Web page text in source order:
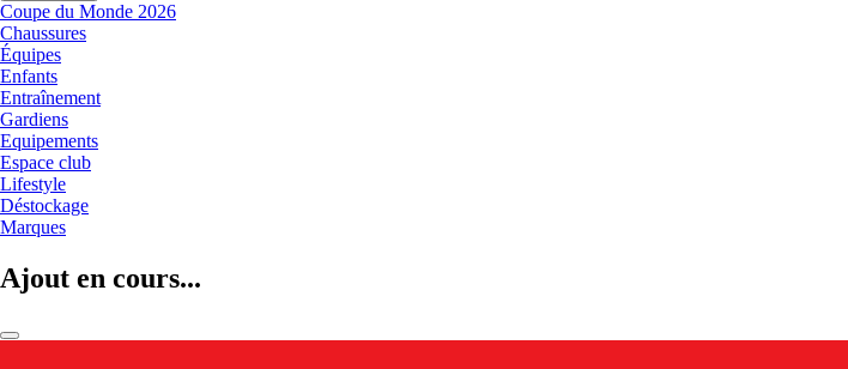
Coupe du Monde 2026
Chaussures
Équipes
Enfants
Entraînement
Gardiens
Equipements
Espace club
Lifestyle
Déstockage
Marques
Ajout en cours...